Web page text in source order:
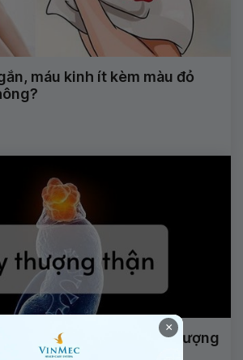
máu kinh ít kèm màu đỏ
tuyến yên, suy tuyến thượng
có khả năng sinh sản
×